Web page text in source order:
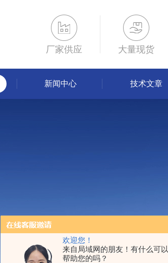
欢迎您！
来自局域网的朋友！有什么可以
帮助您的吗？
厂家供应 大量现货
新闻中心 技术文章